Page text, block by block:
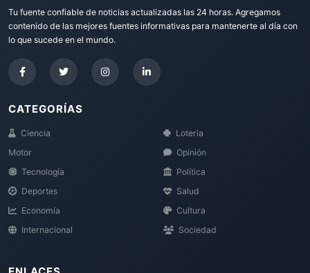
Tu fuente confiable de noticias actualizadas las 24 horas. Agregamos
contenido de las mejores fuentes informativas para mantenerte al día con
lo que sucede en el mundo.
CATEGORÍAS
Ciencia
Motor
Tecnología
Deportes
Economía
Internacional
Loteria
Opinión
Política
Salud
Cultura
Sociedad